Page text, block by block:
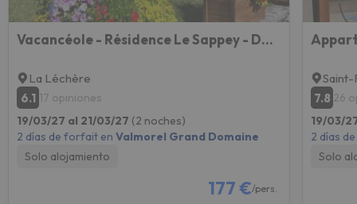
Vacancéole - Résidence Le Sappey - Doucy - Valmorel
La Léchère
6.1 17 opiniones
19/03/27 al 21/03/27 (2 noches)
2 días de forfait en Valmorel Grand Domaine
Solo alojamiento
177 €/pers.
7.8 26
19/03/
2 días
Solo